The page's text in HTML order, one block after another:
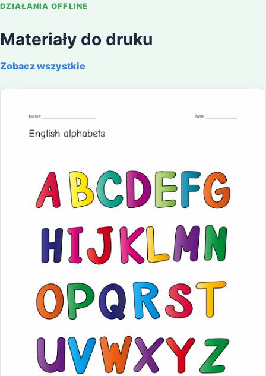
DZIAŁANIA OFFLINE
Materiały do druku
Zobacz wszystkie